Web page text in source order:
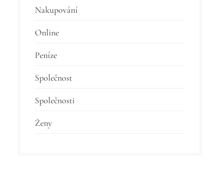
Nakupování
Online
Peníze
Společnost
Společnosti
Ženy